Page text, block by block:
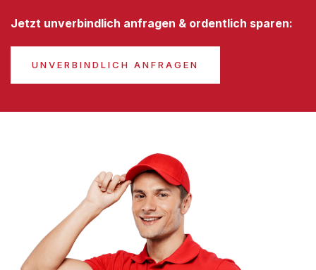
Jetzt unverbindlich anfragen & ordentlich sparen:
UNVERBINDLICH ANFRAGEN